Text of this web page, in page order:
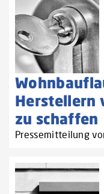
Herstellern
zu schaffen‌
Pressemitteilung